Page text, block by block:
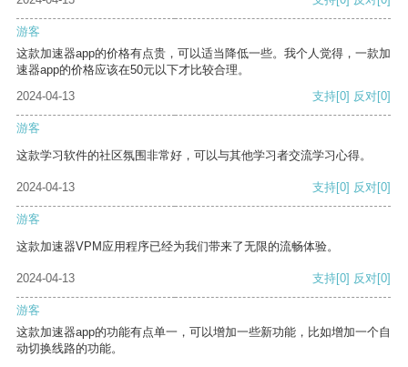
游客
这款加速器app的价格有点贵，可以适当降低一些。我个人觉得，一款加
速器app的价格应该在50元以下才比较合理。
2024-04-13
支持[0] 反对[0]
游客
这款学习软件的社区氛围非常好，可以与其他学习者交流学习心得。
2024-04-13 支持[0] 反对[0]
游客
这款加速器VPM应用程序已经为我们带来了无限的流畅体验。
2024-04-13 支持[0] 反对[0]
游客
这款加速器app的功能有点单一，可以增加一些新功能，比如增加一个自
动切换线路的功能。